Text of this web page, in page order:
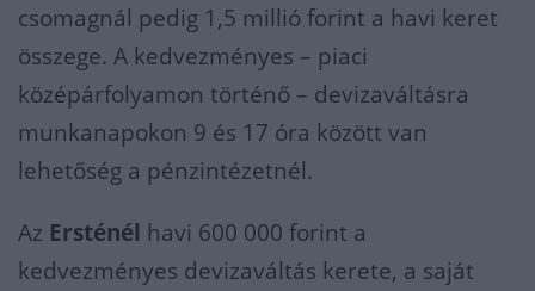
csomagnál pedig 1,5 millió forint a havi keret
összege. A kedvezményes – piaci
középárfolyamon történő – devizaváltásra
munkanapokon 9 és 17 óra között van
lehetőség a pénzintézetnél.
Az Ersténél havi 600 000 forint a
kedvezményes devizaváltás kerete, a saját